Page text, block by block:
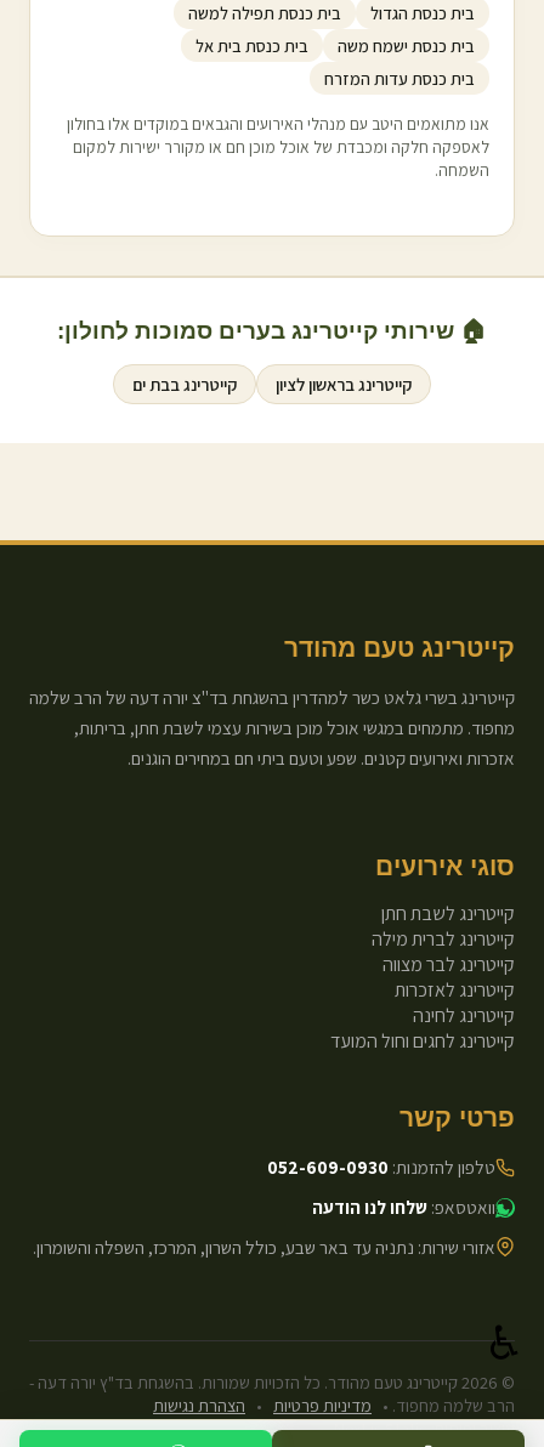
בית כנסת הגדול
בית כנסת תפילה למשה
בית כנסת ישמח משה
בית כנסת בית אל
בית כנסת עדות המזרח
אנו מתואמים היטב עם מנהלי האירועים והגבאים במוקדים אלו בחולון
לאספקה חלקה ומכבדת של אוכל מוכן חם או מקורר ישירות למקום
השמחה.
🏠 שירותי קייטרינג בערים סמוכות לחולון:
קייטרינג בראשון לציון קייטרינג בבת ים
קייטרינג טעם מהודר
קייטרינג בשרי גלאט כשר למהדרין בהשגחת בד"צ יורה דעה של הרב שלמה
מחפוד. מתמחים במגשי אוכל מוכן בשירות עצמי לשבת חתן, בריתות,
אזכרות ואירועים קטנים. שפע וטעם ביתי חם במחירים הוגנים.
סוגי אירועים
קייטרינג לשבת חתן
קייטרינג לברית מילה
קייטרינג לבר מצווה
קייטרינג לאזכרות
קייטרינג לחינה
קייטרינג לחגים וחול המועד
פרטי קשר
טלפון להזמנות: 052-609-0930
וואטסאפ: שלחו לנו הודעה
אזורי שירות: נתניה עד באר שבע, כולל השרון, המרכז, השפלה והשומרון.
©
2026קייטרינג טעם מהודר. כל הזכויות שמורות. בהשגחת בד"ץ יורה דעה -
הרב שלמה מחפוד. • מדיניות פרטיות • הצהרת נגישות
עיצוב ופיתוח: Next.js Static.
♿